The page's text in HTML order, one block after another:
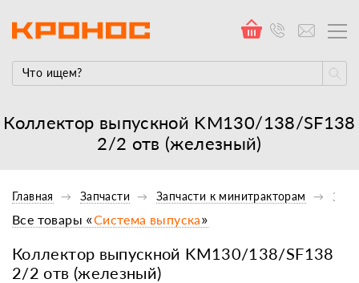
Коллектор выпускной KM130/138/SF138
2/2 отв (железный)
Главная Запчасти Запчасти к минитракторам
Коллектор выпускной KM130/138/SF138
2/2 отв (железный)
Все товары «Система выпуска»